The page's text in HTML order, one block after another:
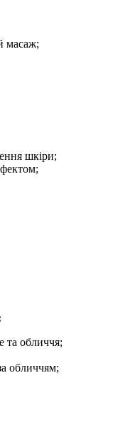
масаж;
шкіри;
та обличчя;
обличчям;